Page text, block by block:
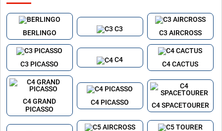
BERLINGO
C3
C3 AIRCROSS
C3 PICASSO
C4
C4 CACTUS
C4 GRAND
PICASSO
C4 PICASSO C4 SPACETOURER